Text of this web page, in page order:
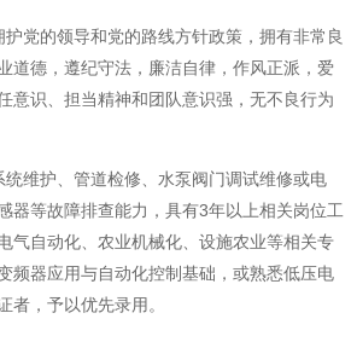
的领导和党的路线方针政策，拥有非常良
道德，遵纪守法，廉洁自律，作风正派，爱
意识、担当精神和团队意识强，无不良行为
维护、管道检修、水泵阀门调试维修或电
器等故障排查能力，具有3年以上相关岗位工
气自动化、农业机械化、设施农业等相关专
频器应用与自动化控制基础，或熟悉低压电
者，予以优先录用。